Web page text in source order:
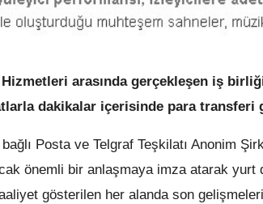
Hizmetleri arasında gerçekleşen iş
dakikalar içerisinde para transferi
Posta ve Telgraf Teşkilatı Anonim
önemli bir anlaşmaya imza atarak
gösterilen her alanda son